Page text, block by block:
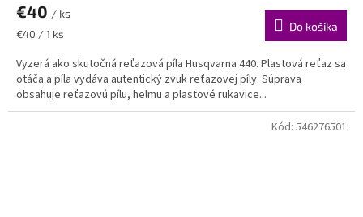
€40 / ks
Jednotková
€40 / 1 ks
Do košíka
Vyzerá ako skutočná reťazová píla Husqvarna 440. Plastová reťaz sa
otáča a píla vydáva autentický zvuk reťazovej píly. Súprava
obsahuje reťazovú pílu, helmu a plastové rukavice...
Kód: 546276501